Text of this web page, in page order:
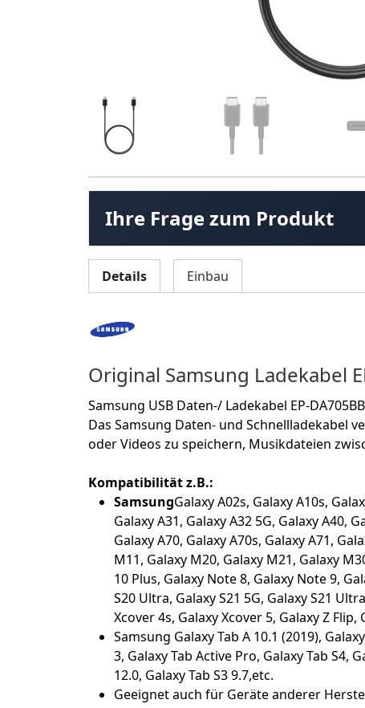
Ihre Frage zum Produkt
Details Einbau
Original Samsung Ladekabel
Samsung USB Daten-/ Ladekabel EP-
Das Samsung Daten- und Schnellladekabel
oder Videos zu speichern, Musikdateien
Kompatibilität z.B.:
SamsungGalaxy A02s, Galaxy A10s,
Galaxy A31, Galaxy A32 5G, Galaxy A40,
Galaxy A70, Galaxy A70s, Galaxy A71,
M11, Galaxy M20, Galaxy M21, Galaxy
10 Plus, Galaxy Note 8, Galaxy Note 9,
S20 Ultra, Galaxy S21 5G, Galaxy S21
Xcover 4s, Galaxy Xcover 5, Galaxy Z Flip,
Samsung Galaxy Tab A 10.1 (2019),
3, Galaxy Tab Active Pro, Galaxy Tab S4,
12.0, Galaxy Tab S3 9.7,etc.
Geeignet auch für Geräte anderer